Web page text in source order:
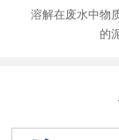
溶解在废水中物
的